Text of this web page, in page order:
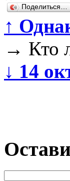
Поделиться…
↑
→ Кто
↓ 14